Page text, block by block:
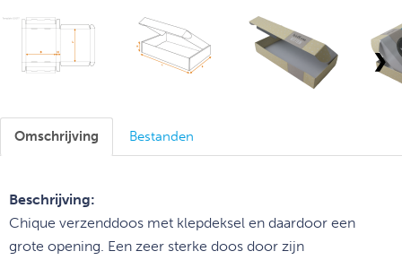
❯
Omschrijving Bestanden
Beschrijving:
Chique verzenddoos met klepdeksel en daardoor een
grote opening. Een zeer sterke doos door zijn